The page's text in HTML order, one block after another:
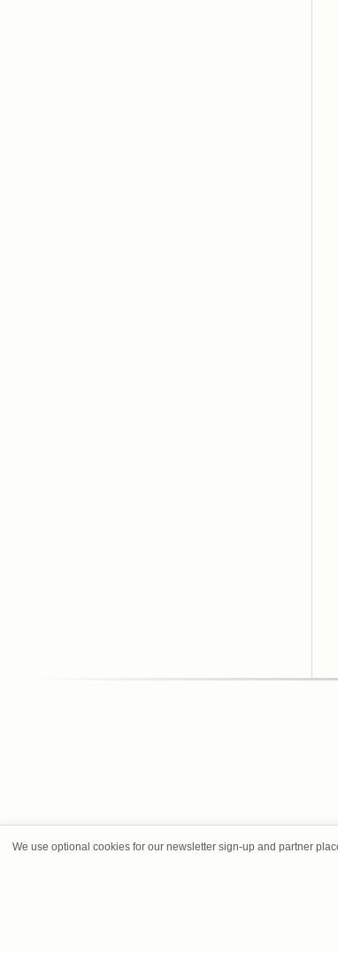
We use optional cookies for our newsletter sign-up and partner